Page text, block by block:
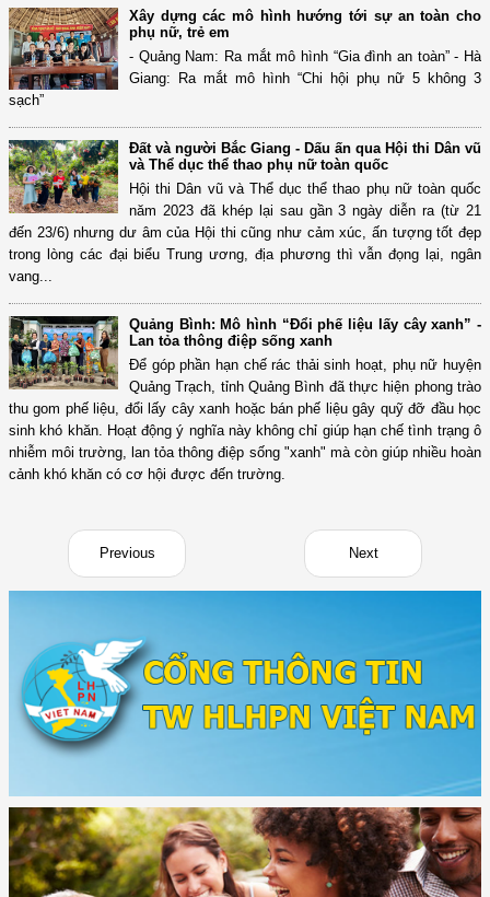
Xây dựng các mô hình hướng tới sự an toàn cho
phụ nữ, trẻ em
- Quảng Nam: Ra mắt mô hình “Gia đình an toàn” - Hà
Giang: Ra mắt mô hình “Chi hội phụ nữ 5 không 3
sạch”
Đất và người Bắc Giang - Dấu ấn qua Hội thi Dân vũ
và Thể dục thể thao phụ nữ toàn quốc
Hội thi Dân vũ và Thể dục thể thao phụ nữ toàn quốc
năm 2023 đã khép lại sau gần 3 ngày diễn ra (từ 21
đến 23/6) nhưng dư âm của Hội thi cũng như cảm xúc, ấn tượng tốt đẹp
trong lòng các đại biểu Trung ương, địa phương thì vẫn đọng lại, ngân
vang...
Quảng Bình: Mô hình “Đổi phế liệu lấy cây xanh” -
Lan tỏa thông điệp sống xanh
Để góp phần hạn chế rác thải sinh hoạt, phụ nữ huyện
Quảng Trạch, tỉnh Quảng Bình đã thực hiện phong trào
thu gom phế liệu, đổi lấy cây xanh hoặc bán phế liệu gây quỹ đỡ đầu học
sinh khó khăn. Hoạt động ý nghĩa này không chỉ giúp hạn chế tình trạng ô
nhiễm môi trường, lan tỏa thông điệp sống "xanh" mà còn giúp nhiều hoàn
cảnh khó khăn có cơ hội được đến trường.
Previous Next